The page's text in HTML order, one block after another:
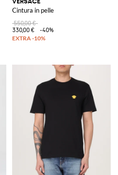
Cintura in pelle
550,00 €
330,00 €
-40%